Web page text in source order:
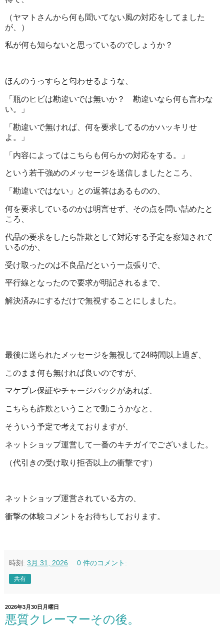
（ヤマトさんから何も聞いてない風の対応をしてました
が、）
私が何も知らないと思っているのでしょうか？
ほんのうっすらと匂わせるような、
「瓶のヒビは勘違いでは無いか？ 勘違いなら何も言わな
い。」
「勘違いで無ければ、何を要求してるのかハッキリせ
よ。」
「内容によってはこちらも何らかの対応をする。」
という若干強めのメッセージを送信しましたところ、
「勘違いではない」との返答はあるものの、
何を要求しているのかは明言せず、その点を問い詰めたと
ころ、
代品の要求をしたら詐欺として対応する予定を察知されて
いるのか、
受け取ったのは不良品だという一点張りで、
平行線となったので要求が明記されるまで、
解決済みにするだけで無視することにしました。
最後に送られたメッセージを無視して24時間以上過ぎ、
このまま何も無ければ良いのですが、
マケプレ保証やチャージバックがあれば、
こちらも詐欺ということで動こうかなと、
そういう予定で考えておりますが、
ネットショップ運営して一番のキチガイでございました。
（代引きの受け取り拒否以上の衝撃です）
ネットショップ運営されている方の、
衝撃の体験コメントをお待ちしております。
時刻: 3月 31, 2026 0 件のコメント:
共有
2026年3月30日月曜日
悪質クレーマーその後。